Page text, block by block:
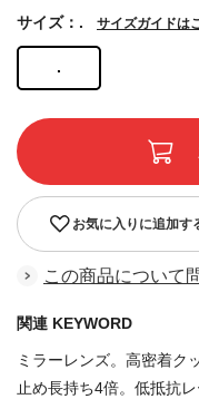
.
サイズ：. サイズガイドは
お気に入りに追加す
この商品について
関連 KEYWORD
ミラーレンズ。高密着ク
止め長持ち4倍。低抵抗